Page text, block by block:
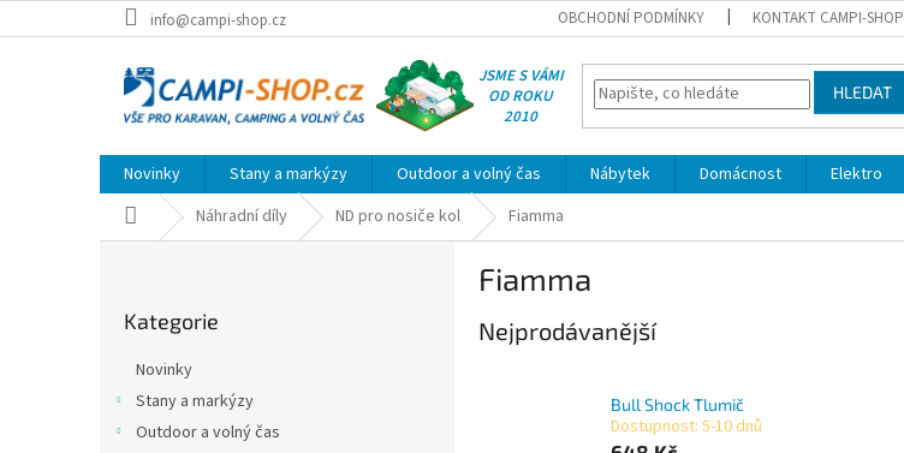
na
info@campi-shop.cz OBCHODNÍ PODMÍNKY KONTAKT CAMPI-SHOP
JSME S VÁMI
OD ROKU
2010
HLEDAT
Novinky Stany a markýzy Outdoor a volný čas Nábytek Domácnost Elektro
Domů Náhradní díly ND pro nosiče kol Fiamma
kategorie
Kategorie
Novinky
Stany a markýzy
Outdoor a volný čas
Fiamma
Nejprodávanější
Bull Shock Tlumič
Dostupnost: 5-10 dnů